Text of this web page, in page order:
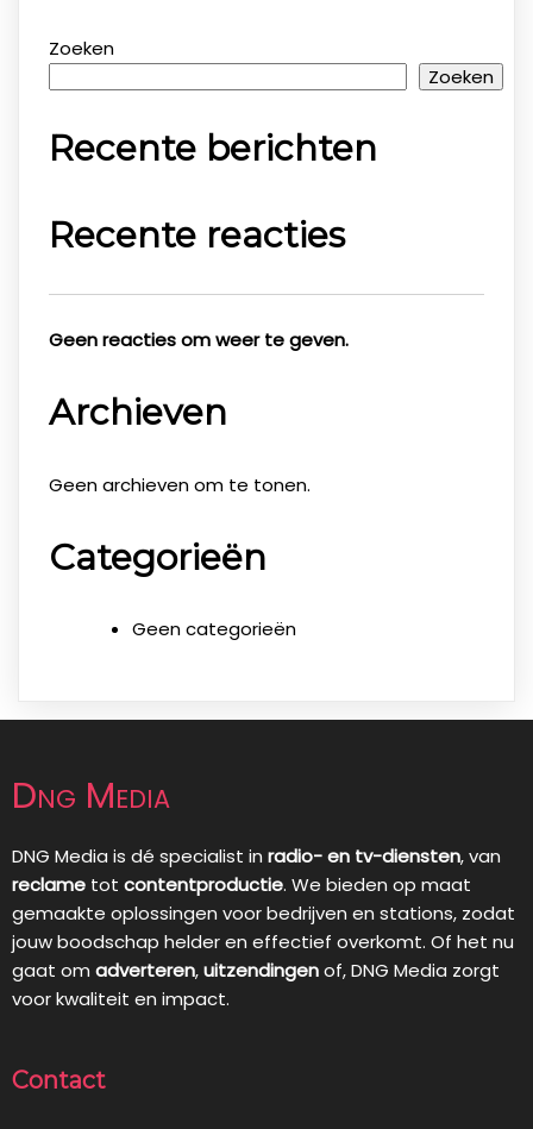
Zoeken
Zoeken
Recente berichten
Recente reacties
Geen reacties om weer te geven.
Archieven
Geen archieven om te tonen.
Categorieën
Geen categorieën
Dng Media
DNG Media is dé specialist in radio- en tv-diensten, van
reclame tot contentproductie. We bieden op maat
gemaakte oplossingen voor bedrijven en stations, zodat
jouw boodschap helder en effectief overkomt. Of het nu
gaat om adverteren,uitzendingenof, DNG Media zorgt
voor kwaliteit en impact.
Contact